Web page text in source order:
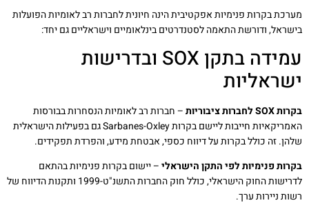
מערכת בקרות פנימיות אפקטיבית הינה חיונית לחברות רב לאומיות הפועלות
בישראל, ודורשת התאמה לסטנדרטים בינלאומיים וישראליים גם יחד:
עמידה בתקן SOX ובדרישות
ישראליות
בקרות SOX לחברות ציבוריות
– חברות רב לאומיות הנסחרות בבורסות
האמריקאיות חייבות ליישם בקרות Sarbanes-Oxley גם בפעילות הישראלית
שלהן. זה כולל בקרות על דיווח כספי, אבטחת מידע, והפרדת תפקידים.
בקרות פנימיות לפי התקן הישראלי– יישום בקרות פנימיות בהתאם
לדרישות החוק הישראלי, כולל חוק החברות התשנ"ט-1999 ותקנות הדיווח של
רשות ניירות ערך.